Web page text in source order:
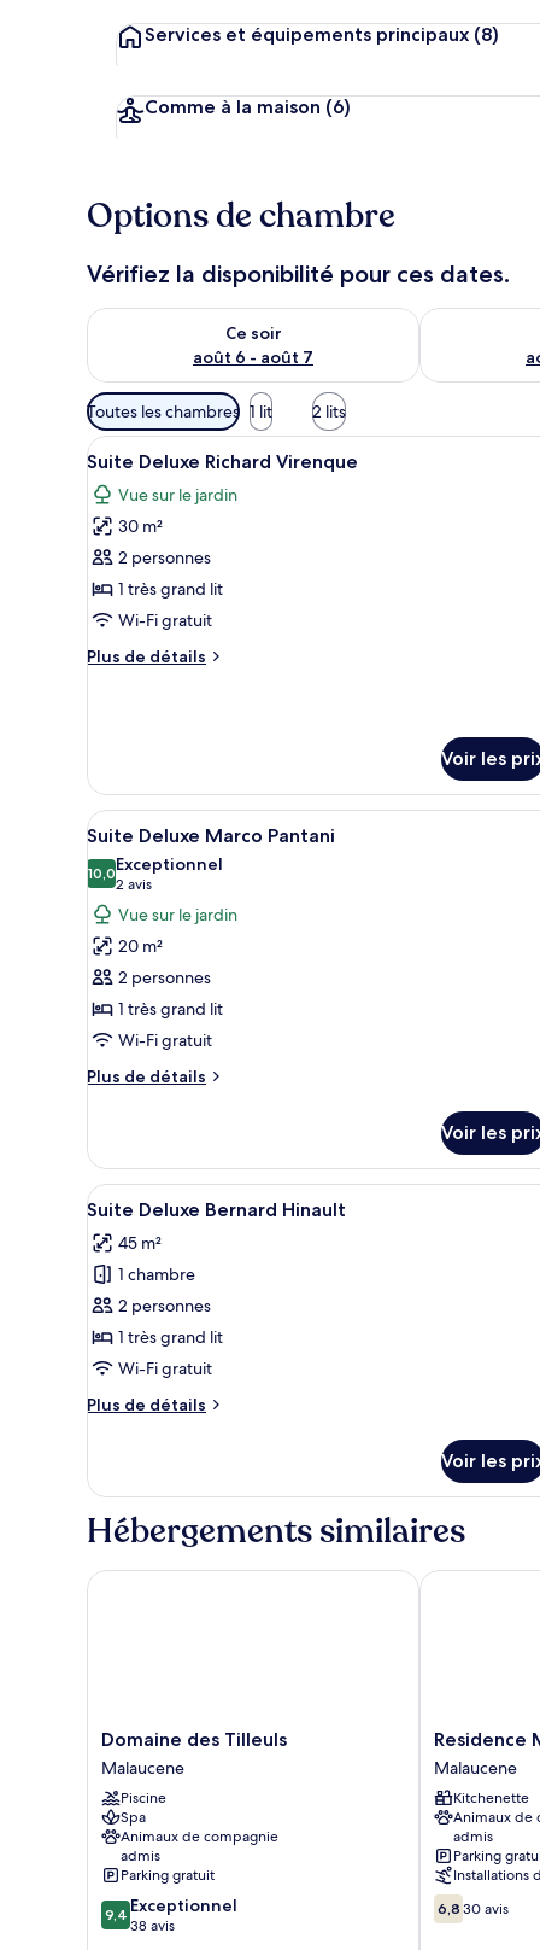
Services et équipements principaux (8)
Comme à la maison (6)
Options de chambre
Vérifiez la disponibilité pour ces dates.
Ce soir
août 6 - août 7
Vérifier la disponibilité pour ce soir août 6 - août 7
Vérifier la
Filtres
disponibles
pour
les
chambres
Toutes les chambres 1 lit 2 lits
Afficher
toutes
les
photos
pour
ce
type
chambre :
Virenque
Une chambre avec un
11
Suite Deluxe Richard Virenque
Vue sur le jardin
30 m²
2 personnes
1 très grand lit
Wi-Fi gratuit
Plus de détails
Plus
de
chambre
Suite
Richard
Virenque
Voir les
Afficher
toutes
les
photos
pour
ce
type
de
chambre :
Suite
Pantani
Une chambre avec un grand
5
Suite Deluxe Marco Pantani
10,010,0 sur 10
Exceptionnel
2 avis
(2 avis)
Vue sur le jardin
20 m²
2 personnes
1 très grand lit
Wi-Fi gratuit
Plus de détails
Plus
le
type
de
Suite
Deluxe
Marco
Pantani
Voir les
Afficher
toutes
les
photos
pour
ce
type
chambre :
Bernard
Hinault
Une chambre à coucher avec
10
Suite Deluxe Bernard Hinault
45 m²
1 chambre
2 personnes
1 très grand lit
Wi-Fi gratuit
Plus de détails
Plus
le
type
de
Suite
Voir les
Hébergements similaires
Domaine
des
Tilleuls
Malaucene
Domaine des Tilleuls
Malaucene
Piscine
Spa
Animaux de compagnie
admis
Parking gratuit
9.4
sur
9,4 Exceptionnel
38 avis
Domaine des Tilleuls
Residence
Maloc
Malaucene
Residence
Malaucene
Kitchenette
Animaux de
admis
Parking
Installations
6.8
sur
6,8 30 avis
Residence